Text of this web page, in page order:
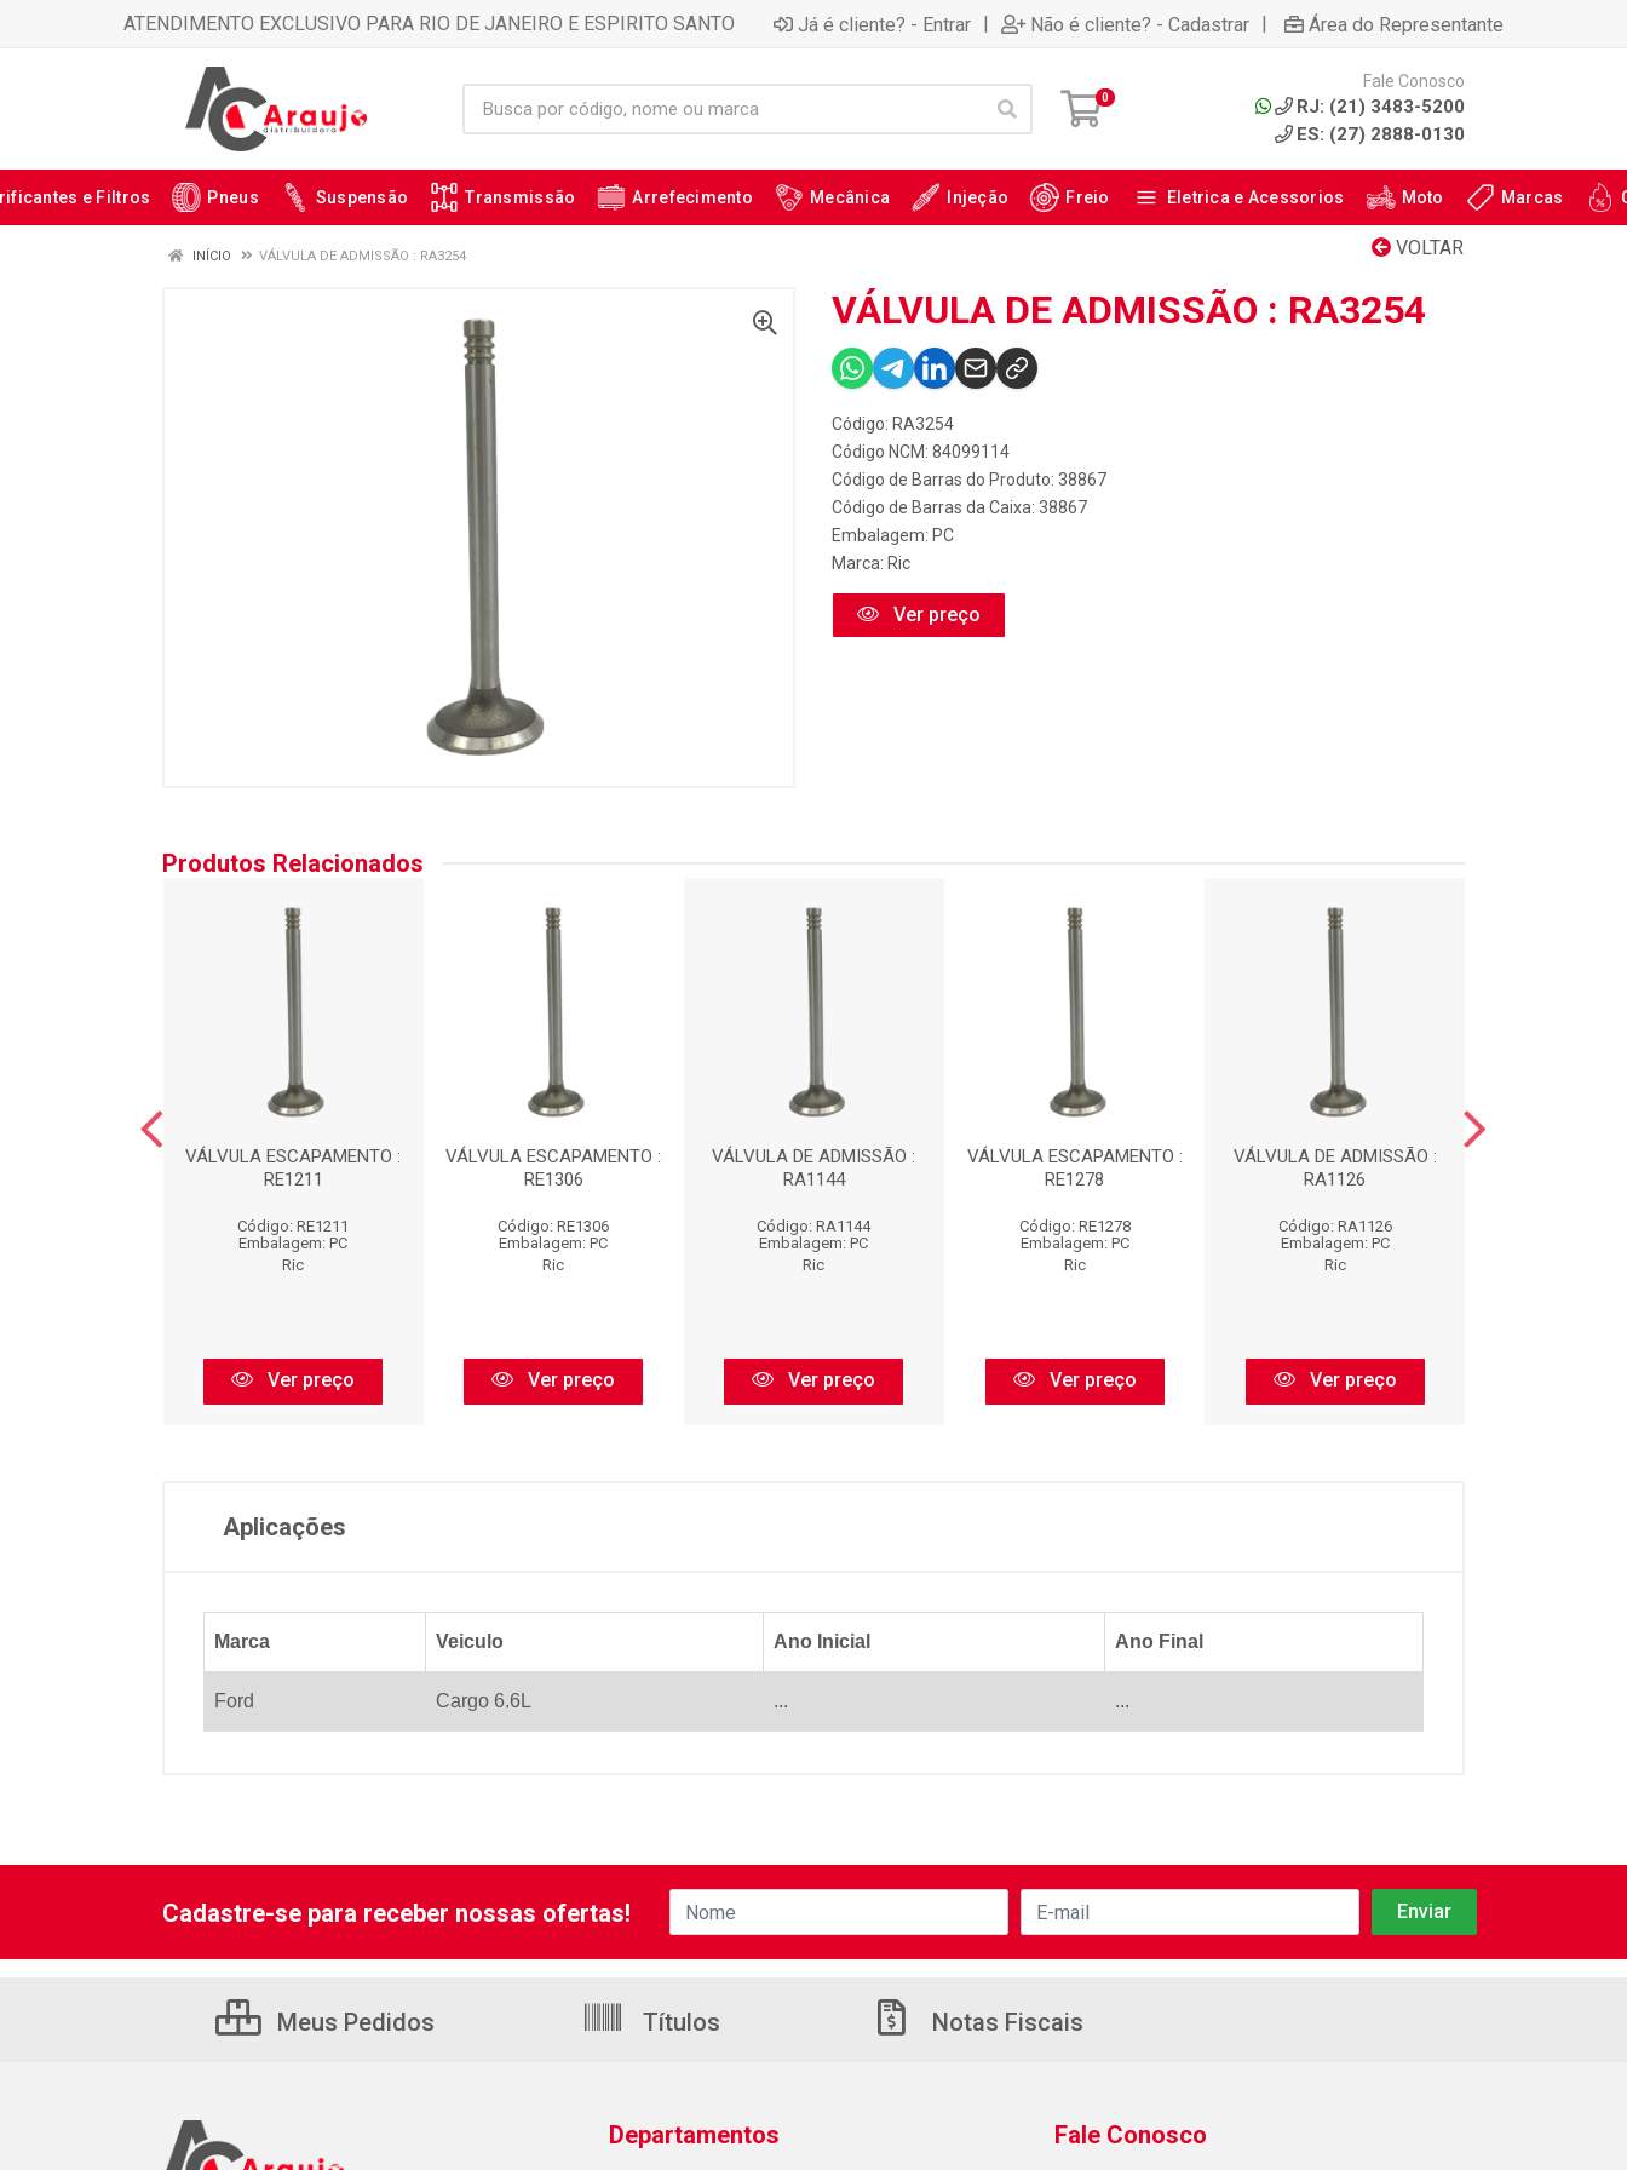
ATENDIMENTO EXCLUSIVO PARA RIO DE JANEIRO E ESPIRITO SANTO Já é cliente? - Entrar | Não é cliente? - Cadastrar | Área do Representante
0
Fale Conosco
RJ: (21) 3483-5200
ES: (27) 2888-0130
e Filtros Pneus Suspensão Transmissão Arrefecimento Mecânica Injeção Freio Eletrica e Acessorios Moto Marcas
VOLTAR
INÍCIO VÁLVULA DE ADMISSÃO : RA3254
VÁLVULA DE ADMISSÃO : RA3254
Código: RA3254
Código NCM: 84099114
Código de Barras do Produto: 38867
Código de Barras da Caixa: 38867
Embalagem: PC
Marca: Ric
Ver preço
Produtos Relacionados
VÁLVULA ESCAPAMENTO :
RE1211
Código: RE1211
Embalagem: PC
Ric
Ver preço
VÁLVULA ESCAPAMENTO :
RE1306
Código: RE1306
Embalagem: PC
Ric
Ver preço
VÁLVULA DE ADMISSÃO :
RA1144
Código: RA1144
Embalagem: PC
Ric
Ver preço
VÁLVULA ESCAPAMENTO :
RE1278
Código: RE1278
Embalagem: PC
Ric
Ver preço
VÁLVULA DE ADMISSÃO :
RA1126
Código: RA1126
Embalagem: PC
Ric
Ver preço
Aplicações
Marca Veiculo Ano Inicial Ano Final
Ford Cargo 6.6L ... ...
Cadastre-se para receber nossas ofertas!
Meus Pedidos Títulos Notas Fiscais
Departamentos Fale Conosco